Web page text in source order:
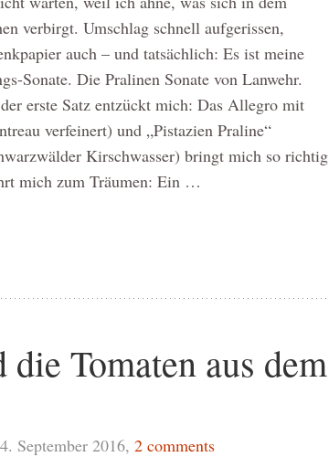
verbirgt. Umschlag schnell aufgerissen,
auch – und tatsächlich: Es ist meine
Sonate. Die Pralinen Sonate von Lanwehr.
erste Satz entzückt mich: Das Allegro mit
verfeinert) und „Pistazien Praline“
Kirschwasser) bringt mich so richtig
mich zum Träumen: Ein …
Tomaten aus dem
September 2016, 2 comments